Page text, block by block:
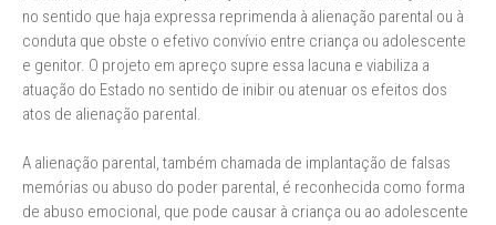
no sentido que haja expressa reprimenda à alienação parental ou à
conduta que obste o efetivo convívio entre criança ou adolescente
e genitor. O projeto em apreço supre essa lacuna e viabiliza a
atuação do Estado no sentido de inibir ou atenuar os efeitos dos
atos de alienação parental.
A alienação parental, também chamada de implantação de falsas
memórias ou abuso do poder parental, é reconhecida como forma
de abuso emocional, que pode causar à criança ou ao adolescente